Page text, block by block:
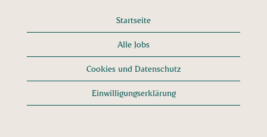
Startseite
Alle Jobs
Cookies und Datenschutz
Einwilligungserklärung